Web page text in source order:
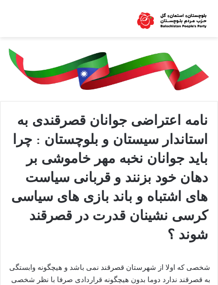
نامه اعتراضی جوانان قصرقندی به
استاندار سیستان و بلوچستان : چرا
باید جوانان نخبه مهر خاموشی بر
دهان خود بزنند و قربانی سیاست
های اشتباه و باند بازی های سیاسی
کرسی نشینان قدرت در قصرقند
شوند ؟
شخصی که اولا از شهرستان قصرقند نمی باشد و هیچگونه وابستگی
به قصرقند ندارد دوما بدون هیچگونه قراردادی صرفا با نظر شخصی